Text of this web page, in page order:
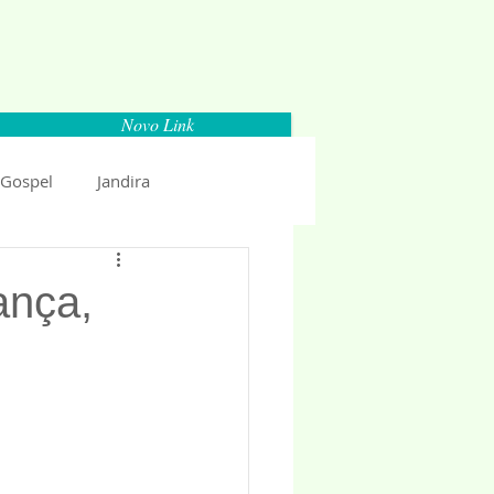
Novo Link
Jandira
Espaço Parlamentar